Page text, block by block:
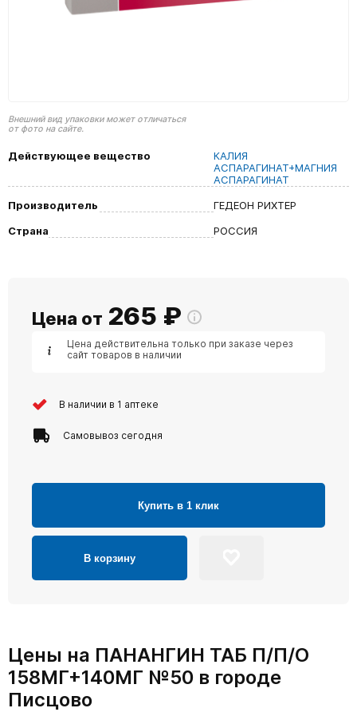
Внешний вид упаковки может отличаться
от фото на сайте.
Действующее вещество
КАЛИЯ
АСПАРАГИНАТ+МАГНИЯ
АСПАРАГИНАТ
Производитель
ГЕДЕОН РИХТЕР
Страна
РОССИЯ
Цена от 265 ₽
Цена действительна только при заказе через
сайт товаров в наличии
В наличии в 1 аптеке
Самовывоз сегодня
Купить в 1 клик
В корзину
Цены на ПАНАНГИН ТАБ П/П/О
158МГ+140МГ №50 в городе
Писцово